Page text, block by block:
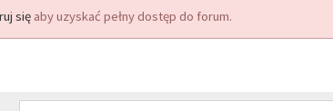
się aby uzyskać pełny dostęp do forum.